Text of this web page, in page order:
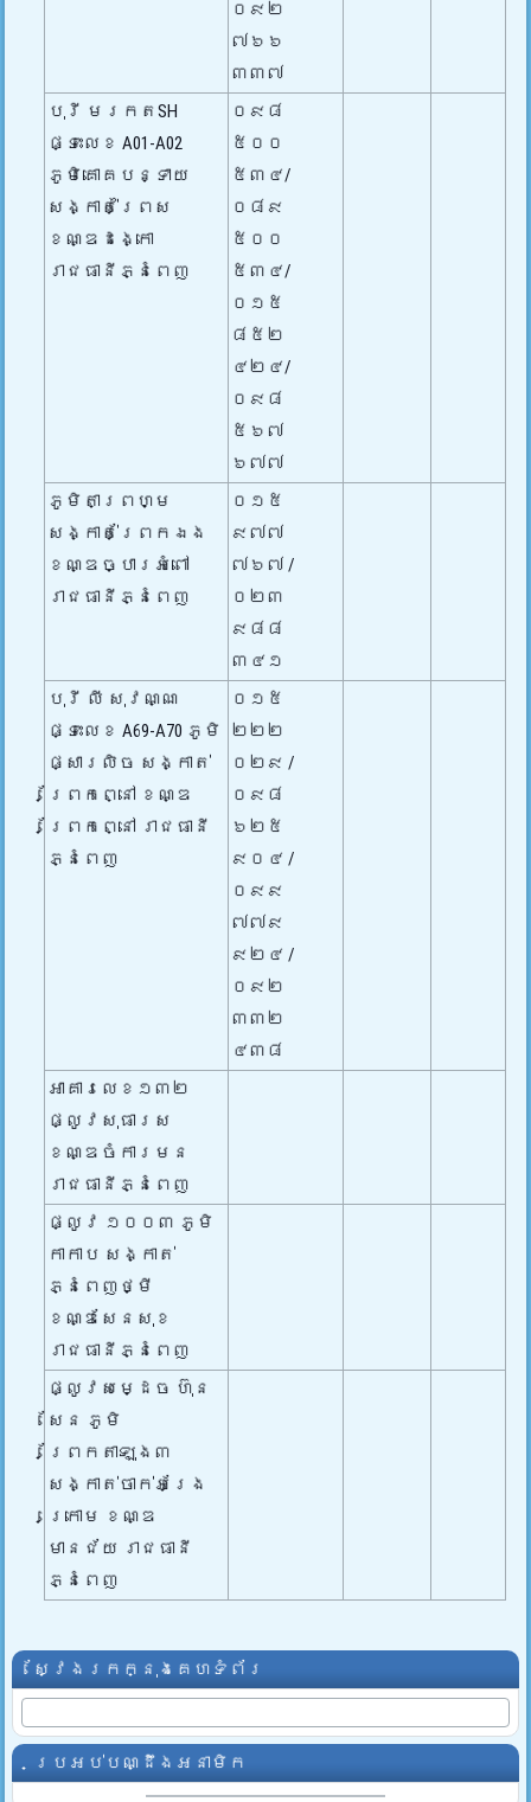
០៩២
៧៦៦
៣៣៧
បុរី មរកតSH
ផ្ទះលេខ A01-A02
ភូមិគោគបន្ទាយ
សង្កាត់ព្រៃស
ខណ្ឌដង្កោ
រាជធានីភ្នំពេញ
០៩៨
៥០០
៥៣៤/
០៨៩
៥០០
៥៣៤/
០១៥
៨៥២
៤២៤/
០៩៨
៥៦៧
៦៧៧
ភូមិតាព្រហ្ម
សង្កាត់ព្រែកឯង
ខណ្ឌច្បារអំពៅ
រាជធានីភ្នំពេញ
០១៥
៩៧៧
៧៦៧ /
០២៣
៩៨៨
៣៤១
បុរី លី សុវណ្ណ
ផ្ទះលេខ A69-A70 ភូមិ
ផ្សារលិច សង្កាត់
ព្រែកព្នៅ ខណ្ឌ
ព្រែកព្នៅ រាជធានី
ភ្នំពេញ
០១៥
២២២
០២៩ /
០៩៨
៦២៥
៩០៤ /
០៩៩
៧៧៩
៩២៤ /
០៩២
៣៣២
៤៣៨
អាគារលេខ១៣២
ផ្លូវសុធារស
ខណ្ឌចំការមន
រាជធានីភ្នំពេញ
ផ្លូវ ១០០៣ ភូមិ
កាកាប សង្កាត់
ភ្នំពេញថ្មី
ខណ្ឌសែនសុខ
រាជធានីភ្នំពេញ
ផ្លូវសម្ដេច ហ៊ុន
សែន ភូមិ
ព្រែកតាឡុង៣
សង្កាត់ចាក់អង្រែ
ក្រោម ខណ្ឌ
មានជ័យ រាជធានី
ភ្នំពេញ
ស្វែងរកក្នុងគេហទំព័រ
ប្រអប់បណ្ដឹងអនាមិក